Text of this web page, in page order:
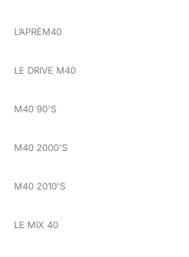
L’APRÈM40
LE DRIVE M40
M40 90'S
M40 2000'S
M40 2010'S
LE MIX 40